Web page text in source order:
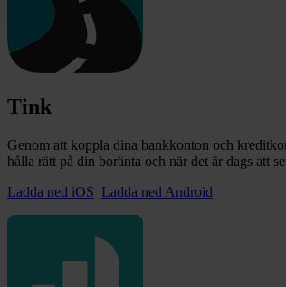
Tink
Genom att koppla dina bankkonton och
hålla rätt på din boränta och när det är dags att
Ladda ned iOS Ladda ned Android